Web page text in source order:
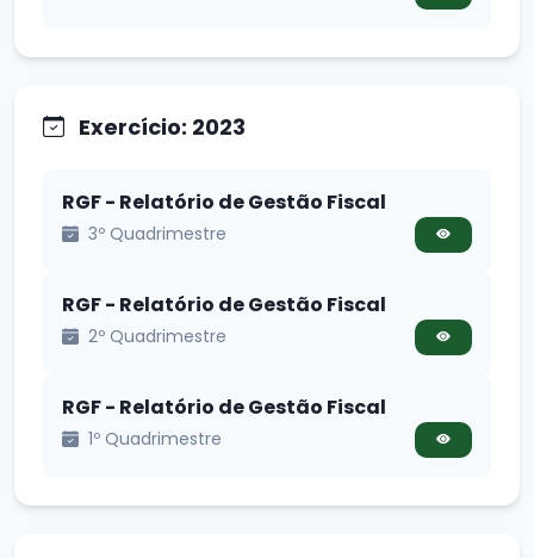
Exercício: 2023
RGF - Relatório de Gestão Fiscal
3º Quadrimestre
RGF - Relatório de Gestão Fiscal
2º Quadrimestre
RGF - Relatório de Gestão Fiscal
1º Quadrimestre